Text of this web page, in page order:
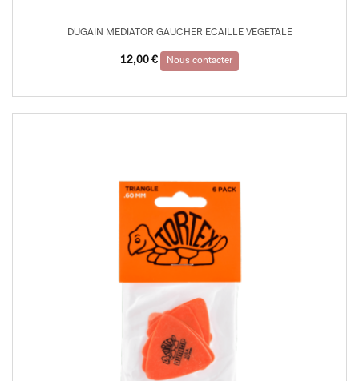
DUGAIN MEDIATOR GAUCHER ECAILLE VEGETALE
12,00 € Nous contacter